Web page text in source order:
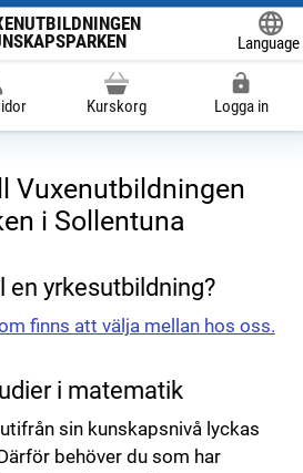
Language
Kurskorg Logga in
Vuxenutbildningen
i Sollentuna
en yrkesutbildning?
finns att välja mellan hos oss.
i matematik
sin kunskapsnivå lyckas
behöver du som har